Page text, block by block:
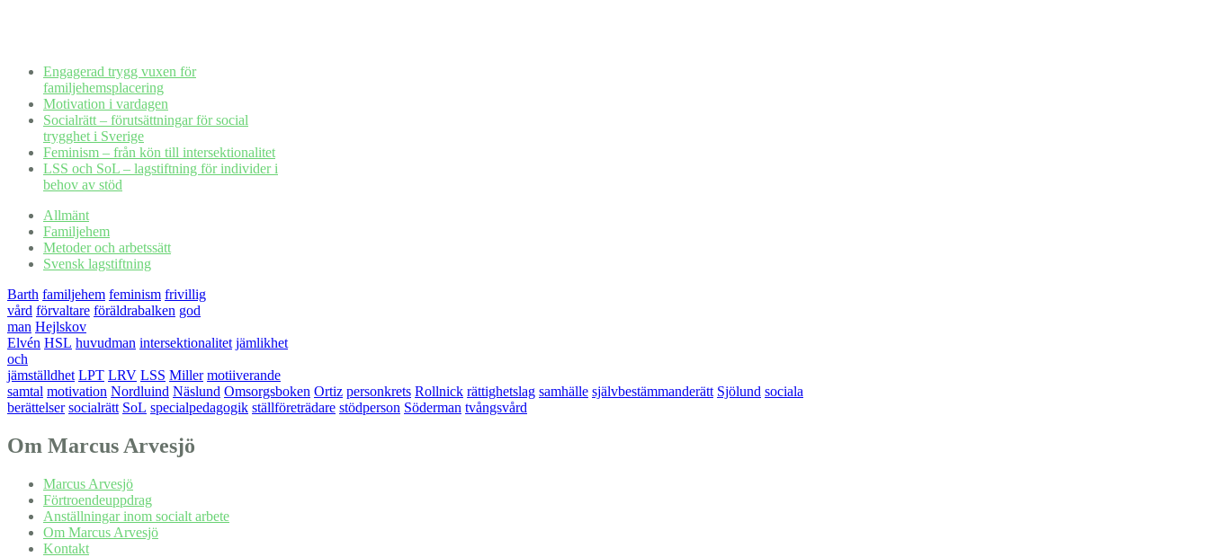
Engagerad trygg vuxen för
familjehemsplacering
Motivation i vardagen
Socialrätt – förutsättningar för social
trygghet i Sverige
Feminism – från kön till intersektionalitet
LSS och SoL – lagstiftning för individer i
behov av stöd
Allmänt
Familjehem
Metoder och arbetssätt
Svensk lagstiftning
Barth familjehem feminism frivillig
vård förvaltare föräldrabalken god
man Hejlskov
Elvén HSL huvudman intersektionalitet jämlikhet
och
jämställdhet LPT LRV LSS Miller motiiverande
samtal motivation Nordluind Näslund Omsorgsboken Ortiz personkrets Rollnick rättighetslag samhälle självbestämmanderätt Sjölund sociala
berättelser socialrätt SoL specialpedagogik ställföreträdare stödperson Söderman tvångsvård
Om Marcus Arvesjö
Marcus Arvesjö
Förtroendeuppdrag
Anställningar inom socialt arbete
Om Marcus Arvesjö
Kontakt